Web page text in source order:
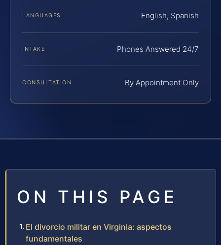
LANGUAGES English, Spanish
INTAKE Phones Answered 24/7
CONSULTATION By Appointment Only
ON THIS PAGE
El divorcio militar en Virginia: aspectos
fundamentales